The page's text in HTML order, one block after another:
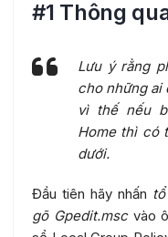
#1 Thông
Lưu ý rằng
cho những ai
vì thế nếu
Home thì có
dưới.
Đầu tiên hãy nhấn
gõ Gpedit.mscvào ô